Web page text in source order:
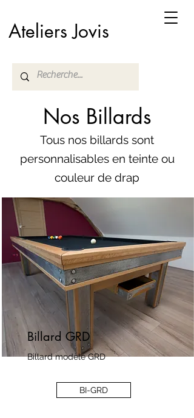
Ateliers Jovis
Nos Billards
Tous nos billards sont
personnalisables en teinte ou
couleur de drap
Billard GRD
Billard modèle GRD
BI-GRD